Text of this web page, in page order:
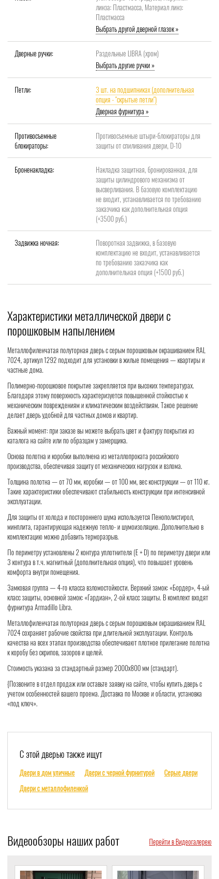
линза: Пластмасса, Материал линз:
Пластмасса
Выбрать другой дверной глазок »
Дверные ручки:
Раздельные LIBRA (хром)
Выбрать другие ручки »
Петли:
3 шт. на подшипниках (дополнительная
опция - "скрытые петли")
Дверная фурнитура »
Противосъемные
блокираторы:
Противосъемные штыри-блокираторы для
защиты от спиливания двери, D-10
Броненакладка:
Накладка защитная, бронированная, для
защиты цилиндрового механизма от
высверливания. В базовую комплектацию
не входит, устанавливается по требованию
заказчика как дополнительная опция
(+3500 руб.)
Задвижка ночная:
Поворотная задвижка, в базовую
комплектацию не входит, устанавливается
по требованию заказчика как
дополнительная опция (+1500 руб.)
Характеристики металлической двери с
порошковым напылением
Металлофиленчатая полуторная дверь с серым порошковым окрашиванием RAL
7024, артикул 1292 подходит для установки в жилые помещения — квартиры и
частные дома.
Полимерно-порошковое покрытие закрепляется при высоких температурах.
Благодаря этому поверхность характеризуется повышенной стойкостью к
механическим повреждениям и климатическим воздействиям. Такое решение
делает дверь удобной для частных домов и квартир.
Важный момент: при заказе вы можете выбрать цвет и фактуру покрытия из
каталога на сайте или по образцам у замерщика.
Основа полотна и коробки выполнена из металлопроката российского
производства, обеспечивая защиту от механических нагрузок и взлома.
Толщина полотна — от 70 мм, коробки — от 100 мм, вес конструкции — от 110 кг.
Такие характеристики обеспечивают стабильность конструкции при интенсивной
эксплуатации.
Для защиты от холода и постороннего шума используется Пенополистирол,
минплита, гарантирующая надежную тепло- и шумоизоляцию. Дополнительно в
комплектацию можно добавить терморазрыв.
По периметру установлены 2 контура уплотнителя (Е + D) по периметру двери или
3 контура в т.ч. магнитный (дополнительная опция), что повышает уровень
комфорта внутри помещения.
Замковая группа — 4-го класса взломостойкости. Верхний замок: «Бордер», 4-ый
класс защиты, основной замок: «Гардиан», 2-ой класс защиты. В комплект входят
фурнитура Armadillo Libra.
Металлофиленчатая полуторная дверь с серым порошковым окрашиванием RAL
7024 сохраняет рабочие свойства при длительной эксплуатации. Контроль
качества на всех этапах производства обеспечивают плотное прилегание полотна
к коробу без скрипов, зазоров и щелей.
Стоимость указана за стандартный размер 2000x800 мм (стандарт).
{Позвоните в отдел продаж или оставьте заявку на сайте, чтобы купить дверь с
учетом особенностей вашего проема. Доставка по Москве и области, установка
«под ключ».
С этой дверью также ищут
Двери в дом уличные Двери с черной фурнитурой
Серые двери
Двери с металлофиленкой
Видеообзоры наших работ Перейти в Видеогалерею